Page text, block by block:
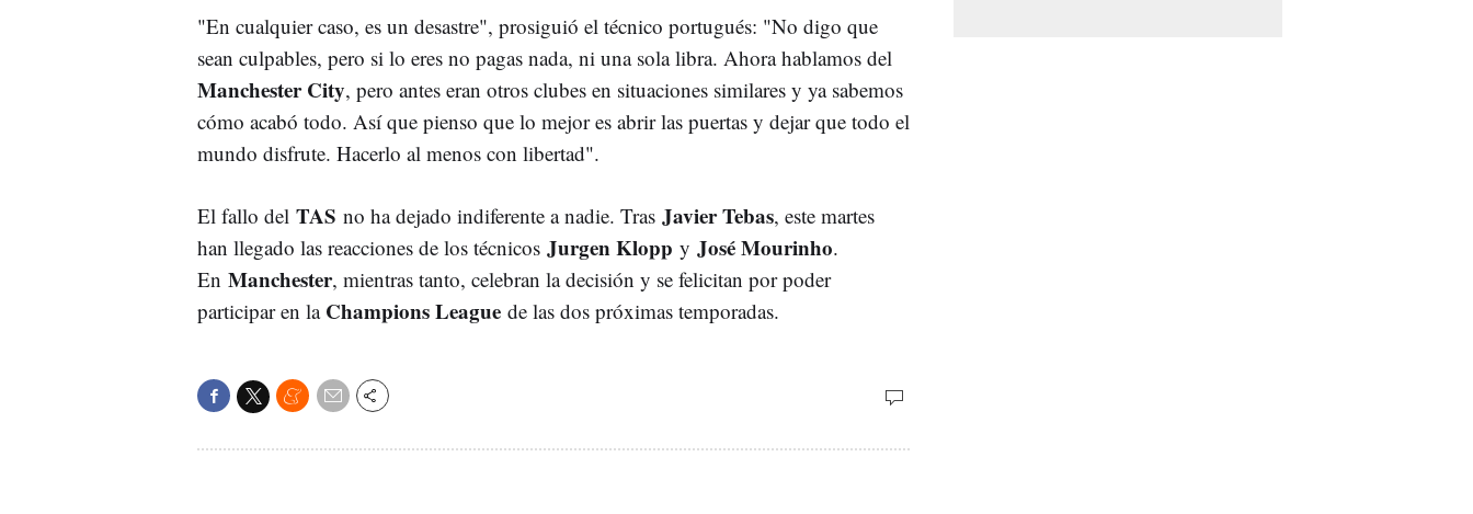
"En cualquier caso, es un desastre", prosiguió el técnico portugués: "No digo que
sean culpables, pero si lo eres no pagas nada, ni una sola libra. Ahora hablamos del
Manchester City, pero antes eran otros clubes en situaciones similares y ya sabemos
cómo acabó todo. Así que pienso que lo mejor es abrir las puertas y dejar que todo el
mundo disfrute. Hacerlo al menos con libertad".
El fallo del TAS no ha dejado indiferente a nadie. Tras Javier Tebas, este martes
han llegado las reacciones de los técnicos Jurgen Klopp y José Mourinho.
En Manchester, mientras tanto, celebran la decisión y se felicitan por poder
participar en la Champions League de las dos próximas temporadas.